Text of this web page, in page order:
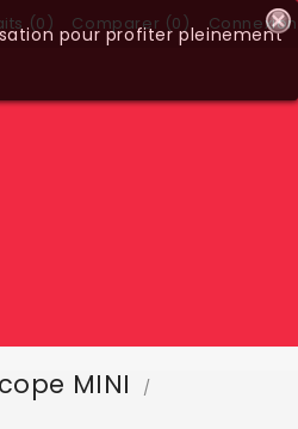
Connexion
Comparer (0)
(0) pour profiter pleinement
MINI